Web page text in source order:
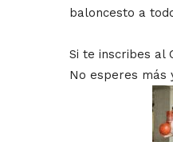
baloncesto a
Si te inscribes al
No esperes más